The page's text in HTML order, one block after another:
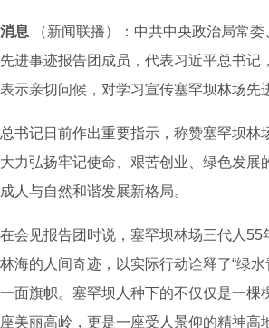
息 （新闻联播）：中共中央政治局常
进事迹报告团成员，代表习近平总书
示亲切问候，对学习宣传塞罕坝林场先
书记日前作出重要指示，称赞塞罕坝
力弘扬牢记使命、艰苦创业、绿色发
人与自然和谐发展新格局。
会见报告团时说，塞罕坝林场三代人
海的人间奇迹，以实际行动诠释了“绿
面旗帜。塞罕坝人种下的不仅仅是一
美丽高岭，更是一座受人景仰的精神高